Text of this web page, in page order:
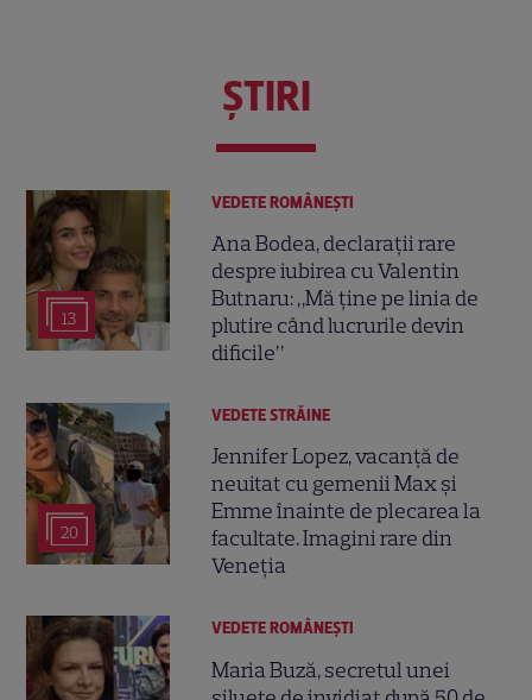
ŞTIRI
13
VEDETE ROMÂNEŞTI
Ana Bodea, declarații rare
despre iubirea cu Valentin
Butnaru: „Mă ține pe linia de
plutire când lucrurile devin
dificile”
20
VEDETE STRĂINE
Jennifer Lopez, vacanță de
neuitat cu gemenii Max și
Emme înainte de plecarea la
facultate. Imagini rare din
Veneția
VEDETE ROMÂNEŞTI
Maria Buză, secretul unei